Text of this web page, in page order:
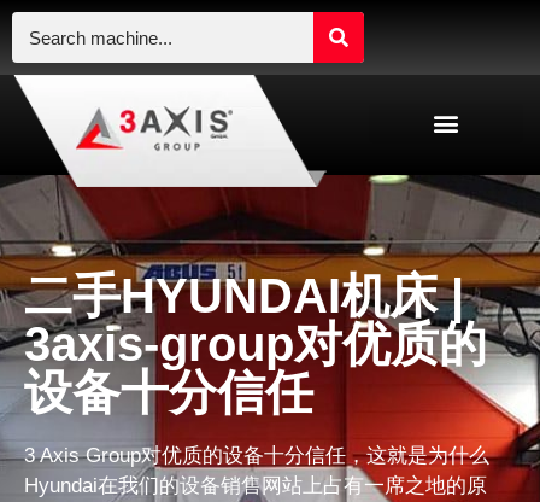
二手HYUNDAI机床 |
3axis-group对优质的
设备十分信任
3 Axis Group对优质的设备十分信任，这就是为什么
Hyundai在我们的设备销售网站上占有一席之地的原